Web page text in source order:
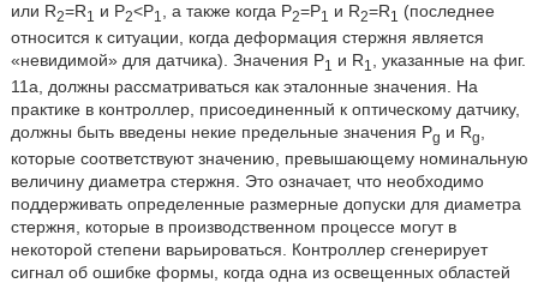
или R2=R1 и P2<P1 , а также когда P2=P1 и R2=R1
(последнее
относится к ситуации, когда деформация стержня является
«невидимой» для датчика). Значения P1 и R1
, указанные на фиг.
11a, должны рассматриваться как эталонные значения. На
практике в контроллер, присоединенный к оптическому датчику,
должны быть введены некие предельные значения Pg и Rg
которые соответствуют значению, превышающему номинальную
величину диаметра стержня. Это означает, что необходимо
поддерживать определенные размерные допуски для диаметра
стержня, которые в производственном процессе могут в
некоторой степени варьироваться. Контроллер сгенерирует
сигнал об ошибке формы, когда одна из освещенных областей